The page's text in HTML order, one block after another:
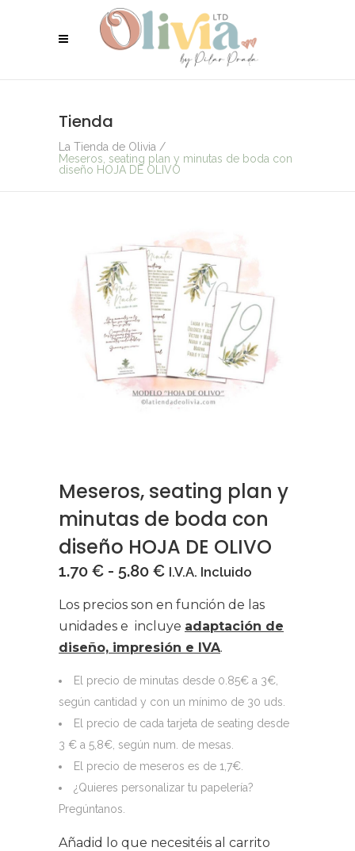
Tienda
La Tienda de Olivia /
Meseros, seating plan y minutas de boda con
diseño HOJA DE OLIVO
Meseros, seating plan y
minutas de boda con
diseño HOJA DE OLIVO
1.70 € - 5.80 €Rango
precios:
desde
1.70 €
hasta
5.80 €
I.V.A. Incluido
Los precios son en función de las
unidades e incluye adaptación de
diseño, impresión e IVA.
El precio de minutas desde 0.85€ a 3€,
según cantidad y con un mínimo de 30 uds.
El precio de cada tarjeta de seating desde
3 € a 5,8€, según num. de mesas.
El precio de meseros es de 1,7€.
¿Quieres personalizar tu papelería?
Pregúntanos.
Añadid lo que necesitéis al carrito